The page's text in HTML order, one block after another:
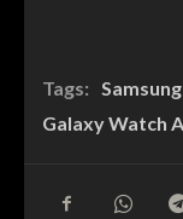
Tags: Samsung
Galaxy Watch